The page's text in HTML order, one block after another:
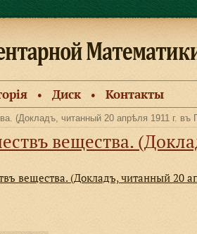
● Диск ● Контакты
(Докладъ, читанный 20 апрѣля 1911 г.
читанный 20 апрѣля 1911
вещества. (Докладъ, читанный